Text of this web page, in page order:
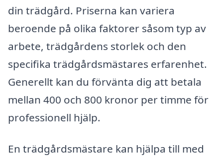
din trädgård. Priserna kan variera
beroende på olika faktorer såsom typ av
arbete, trädgårdens storlek och den
specifika trädgårdsmästares erfarenhet.
Generellt kan du förvänta dig att betala
mellan 400 och 800 kronor per timme för
professionell hjälp.
En trädgårdsmästare kan hjälpa till med